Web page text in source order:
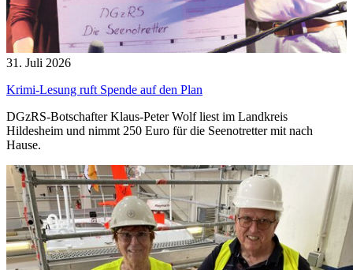
31. Juli 2026
Krimi-Lesung ruft Spende auf den Plan
DGzRS-Botschafter Klaus-Peter Wolf liest im Landkreis
Hildesheim und nimmt 250 Euro für die Seenotretter mit nach
Hause.